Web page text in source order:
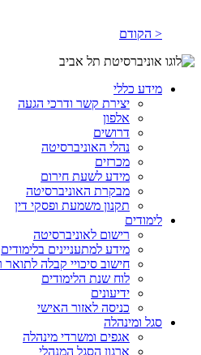
< הקודם
מידע כללי
יצירת קשר ודרכי הגעה
אלפון
דרושים
נהלי האוניברסיטה
מכרזים
מידע לשעת חירום
מבקרת האוניברסיטה
תקנון משמעת ופסקי דין
לימודים
רישום לאוניברסיטה
מידע למתעניינים בלימודים
חישוב סיכויי קבלה לתואר
לוח שנת הלימודים
ידיעונים
כניסה לאזור האישי
סגל ומינהלה
אגפים ומשרדי מינהלה
ארגון הסגל המנהלי